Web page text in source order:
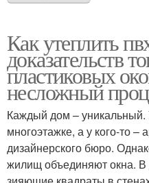
Как утеплить
доказательств
пластиковых
несложный
Каждый дом – уникальный.
многоэтажке, а у кого-то
дизайнерского бюро.
жилищ объединяют окна. В